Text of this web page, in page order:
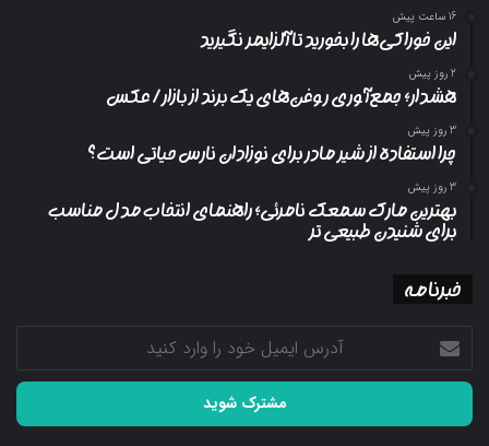
16 ساعت پیش
این خوراکی‌ها را بخورید تا آلزایمر نگیرید
2 روز پیش
هشدار؛ جمع‌آوری روغن‌های یک برند از بازار/ عکس
3 روز پیش
چرا استفاده از شیر مادر برای نوزادان نارس حیاتی است؟
3 روز پیش
بهترین مارک سمعک نامرئی؛ راهنمای انتخاب مدل مناسب
برای شنیدن طبیعی تر
خبرنامه
آدرس
ایمیل
خود
وارد